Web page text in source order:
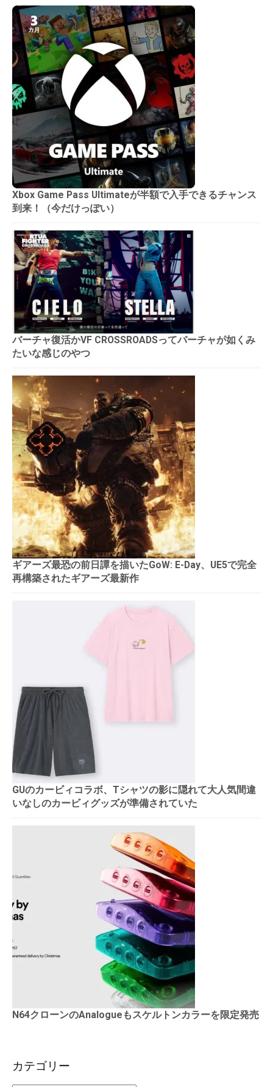
Xbox Game Pass Ultimateが半額で入手できるチャンス
到来！（今だけっぽい）
バーチャ復活かVF CROSSROADSってバーチャが如くみ
たいな感じのやつ
ギアーズ最恐の前日譚を描いたGoW: E-Day、UE5で完全
再構築されたギアーズ最新作
GUのカービィコラボ、Tシャツの影に隠れて大人気間違
いなしのカービィグッズが準備されていた
N64クローンのAnalogueもスケルトンカラーを限定発売
カテゴリー